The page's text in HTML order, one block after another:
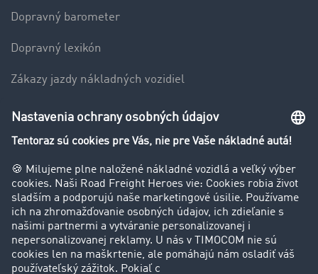
Dopravný barometer
Dopravný lexikón
Zákazy jazdy nákladných vozidiel
Firma
Príbehy zákazníkov
Zákazníci získavajú zákazníkov
Podpora